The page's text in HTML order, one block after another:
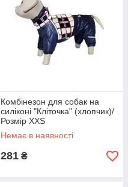
Комбінезон для собак на
силіконі "Кліточка" (хлопчик)/
Розмір XXS
Немає в наявності
281 ₴